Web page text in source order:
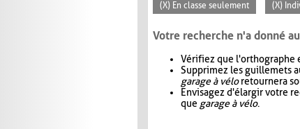
(X) En classe seulement (X)
Votre recherche n'a donné
Vérifiez que l'orthographe
Supprimez les guillemets
garage à véloretournera
Envisagez d'élargir votre
que garage à vélo.